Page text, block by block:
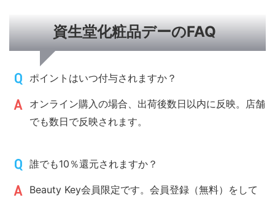
資生堂化粧品デーのFAQ
ポイントはいつ付与されますか？
オンライン購入の場合、出荷後数日以内に反映。店舗
でも数日で反映されます。
誰でも10％還元されますか？
Beauty Key会員限定です。会員登録（無料）をして